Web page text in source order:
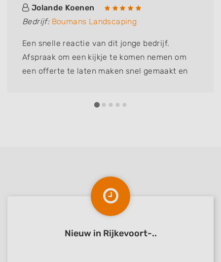
Jolande Koenen
Bedrijf: Boumans Landscaping
Een snelle reactie van dit jonge bedrijf.
Afspraak om een kijkje te komen nemen om
een offerte te laten maken snel gemaakt en
Nieuw in Rijkevoort-..